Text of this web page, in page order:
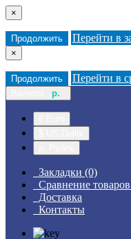
×
Продолжить Перейти в
×
Продолжить Перейти в
р.
Закладки (0)
Сравнение
Доставка
Контакты